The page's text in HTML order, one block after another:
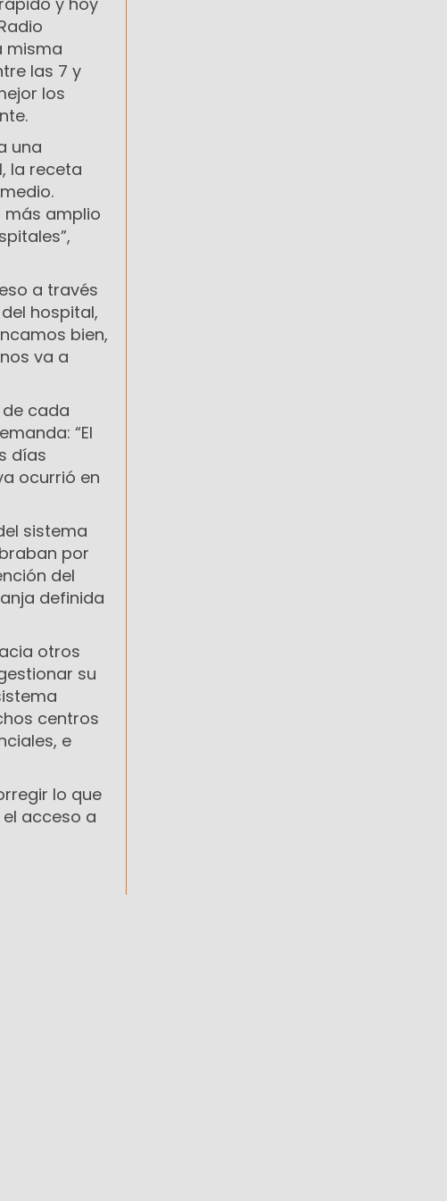
misma
las 7 y
los
una
la receta
más amplio
a través
hospital,
bien,
va a
cada
“El
días
ocurrió en
sistema
por
del
definida
otros
su
centros
e
lo que
acceso a